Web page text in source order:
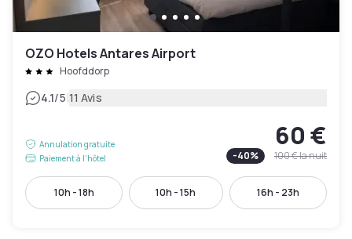
OZO Hotels Antares Airport
Hoofddorp
4.1/5|11 Avis
Annulation gratuite
Paiement à l'hôtel
60 €
-40% 100 €la nuit
10h - 18h 10h - 15h 16h - 23h